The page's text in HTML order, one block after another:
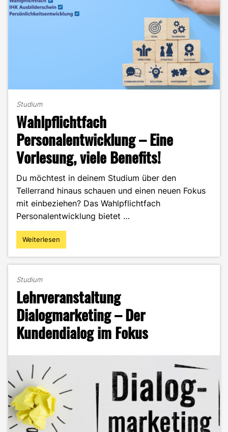
Studium
Wahlpflichtfach
Personalentwicklung – Eine
Vorlesung, viele Benefits!
Du möchtest in deinem Studium über den
Tellerrand hinaus schauen und einen neuen Fokus
mit einbeziehen? Das Wahlpflichtfach
Personalentwicklung bietet …
"Wahlpflichtfach
Personalentwicklung
Vorlesung,
viele
Benefits!"
Weiterlesen
Studium
Lehrveranstaltung
Dialogmarketing – Der
Kundendialog im Fokus